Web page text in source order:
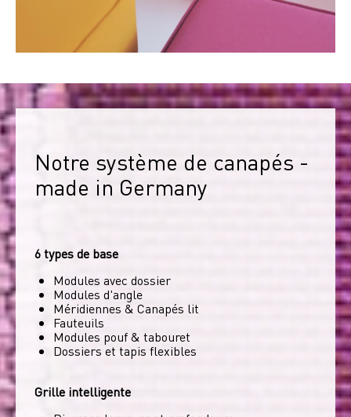
Notre système de canapés -
made in Germany
6 types de base
Modules avec dossier
Modules d'angle
Méridiennes & Canapés lit
Fauteuils
Modules pouf & tabouret
Dossiers et tapis flexibles
Grille intelligente